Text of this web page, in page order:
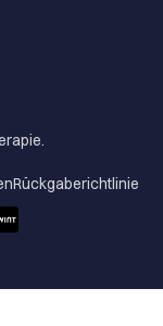
.
Rückgaberichtlinie